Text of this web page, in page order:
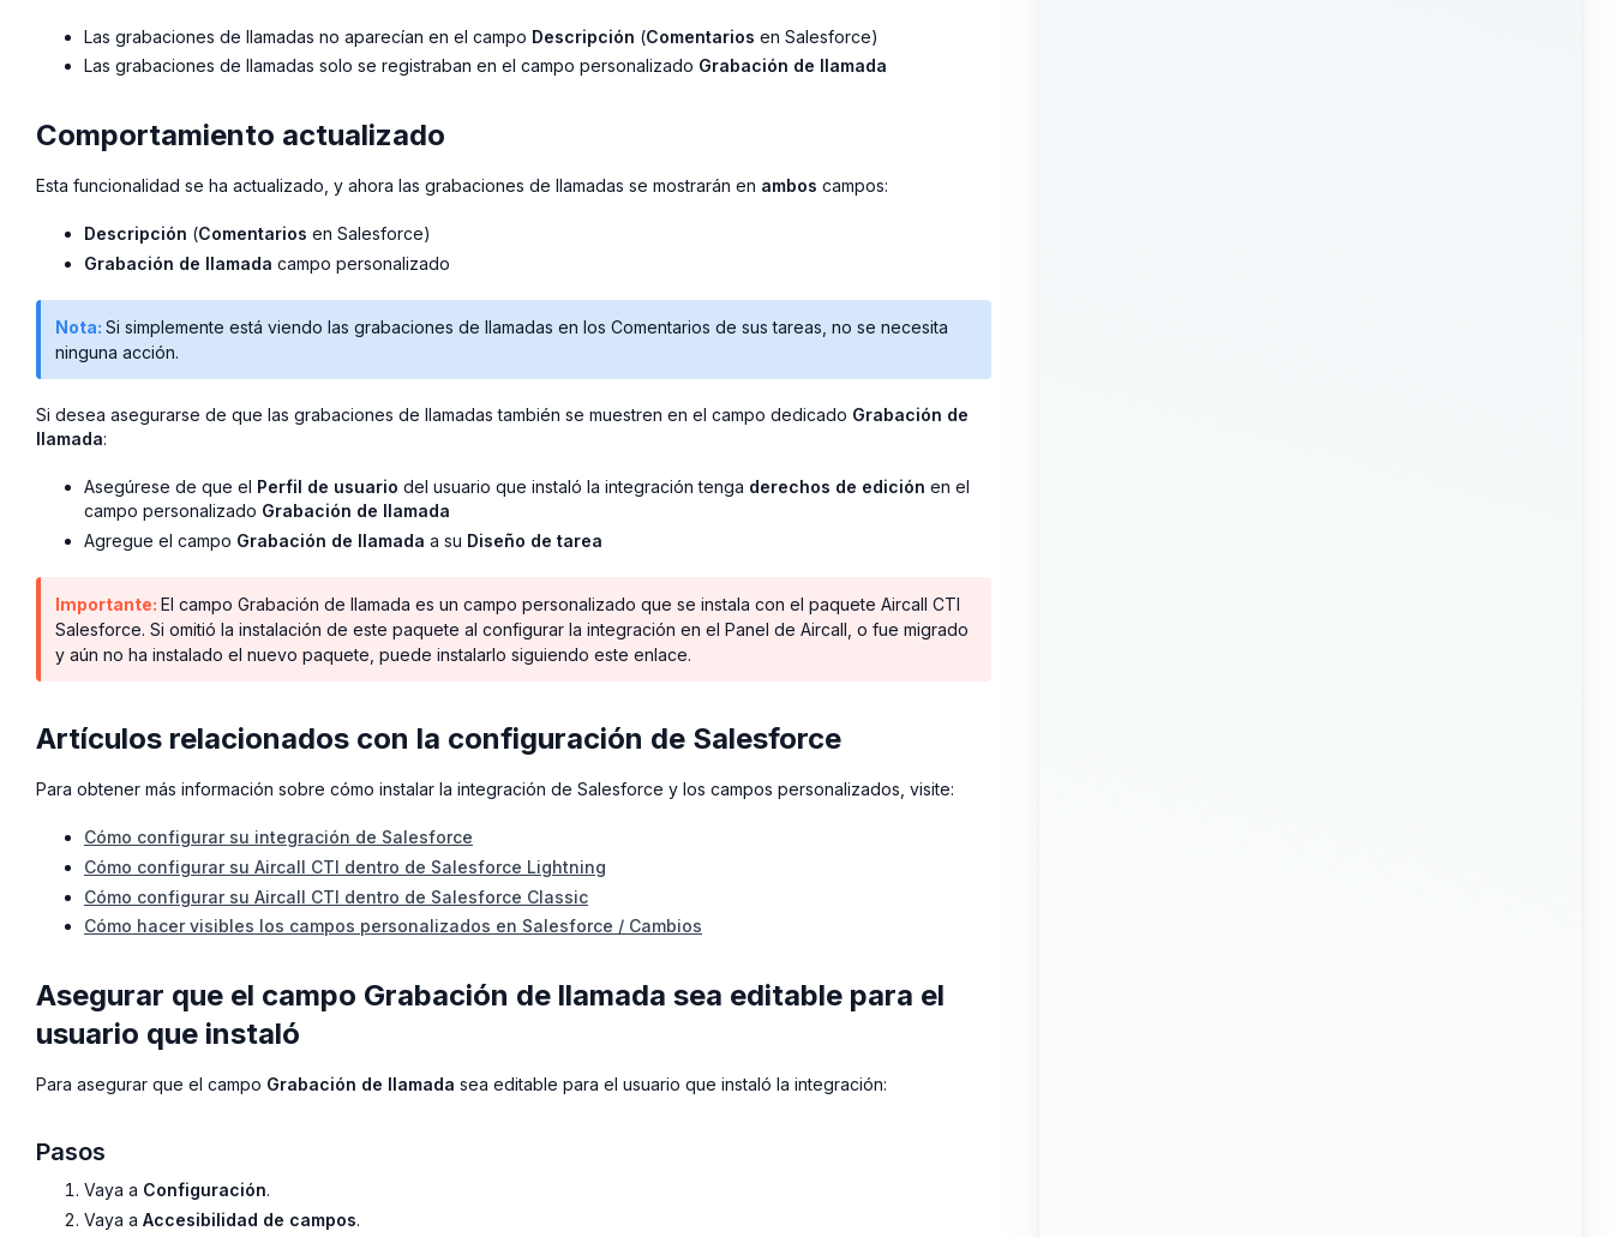
Las grabaciones de llamadas no aparecían en el campo Descripción (Comentarios en Salesforce)
Las grabaciones de llamadas solo se registraban en el campo personalizado Grabación de llamada
Comportamiento actualizado
Esta funcionalidad se ha actualizado, y ahora las grabaciones de llamadas se mostrarán en ambos campos:
Descripción (Comentarios en Salesforce)
Grabación de llamada campo personalizado
Nota: Si simplemente está viendo las grabaciones de llamadas en los Comentarios de sus tareas, no se necesita
ninguna acción.
Si desea asegurarse de que las grabaciones de llamadas también se muestren en el campo dedicado Grabación de
llamada:
Asegúrese de que el Perfil de usuario del usuario que instaló la integración tenga derechos de edición en el
campo personalizado Grabación de llamada
Agregue el campo Grabación de llamada a su Diseño de tarea
Importante: El campo Grabación de llamada es un campo personalizado que se instala con el paquete Aircall CTI
Salesforce. Si omitió la instalación de este paquete al configurar la integración en el Panel de Aircall, o fue migrado
y aún no ha instalado el nuevo paquete, puede instalarlo siguiendo este enlace.
Artículos relacionados con la configuración de Salesforce
Para obtener más información sobre cómo instalar la integración de Salesforce y los campos personalizados, visite:
Cómo configurar su integración de Salesforce
Cómo configurar su Aircall CTI dentro de Salesforce Lightning
Cómo configurar su Aircall CTI dentro de Salesforce Classic
Cómo hacer visibles los campos personalizados en Salesforce / Cambios
Asegurar que el campo Grabación de llamada sea editable para el
usuario que instaló
Para asegurar que el campo Grabación de llamada sea editable para el usuario que instaló la integración:
Pasos
Vaya a Configuración.
Vaya a Accesibilidad de campos.